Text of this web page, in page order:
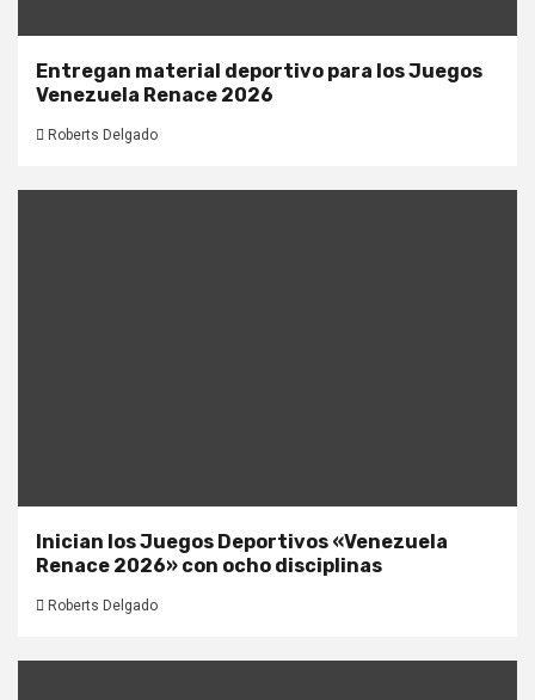
Entregan material deportivo para los Juegos
Venezuela Renace 2026
Roberts Delgado
Inician los Juegos Deportivos «Venezuela
Renace 2026» con ocho disciplinas
Roberts Delgado